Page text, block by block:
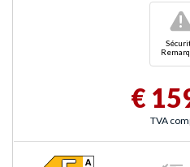
!
€
TVA